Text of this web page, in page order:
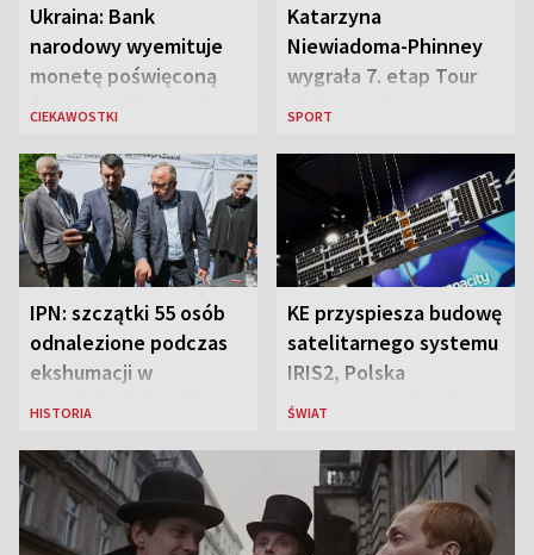
Ukraina: Bank
narodowy wyemituje
monetę poświęconą
św. Janowi Pawłowi II
CIEKAWOSTKI
Katarzyna
Niewiadoma-Phinney
wygrała 7. etap Tour
de France i została
SPORT
IPN: szczątki 55 osób
odnalezione podczas
ekshumacji w
Ostrówkach i Woli
HISTORIA
KE przyspiesza budowę
satelitarnego systemu
IRIS2, Polska
przeznaczy 656 mln
ŚWIAT